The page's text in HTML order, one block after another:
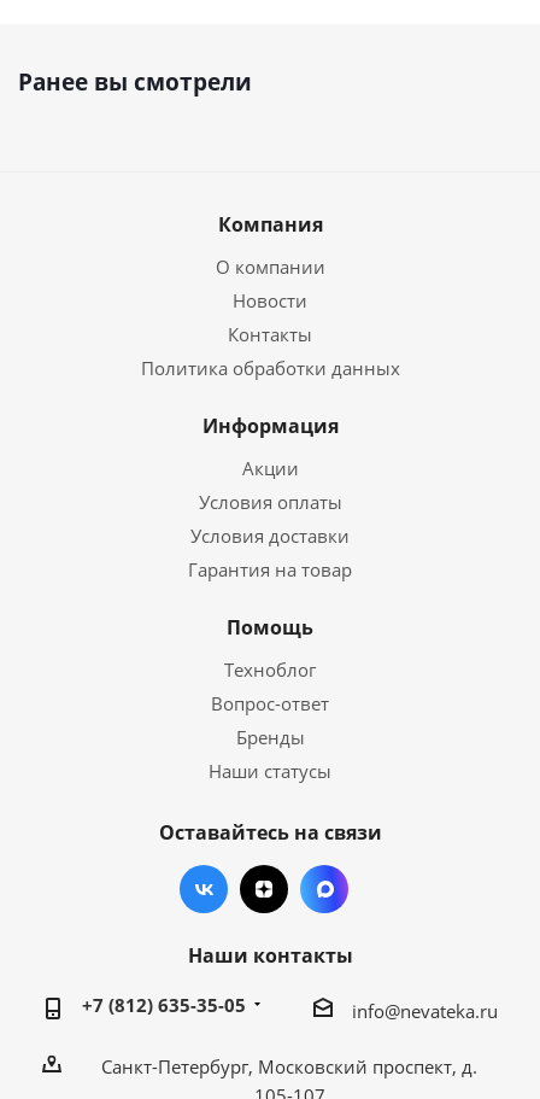
Ранее вы смотрели
Компания
О компании
Новости
Контакты
Политика обработки данных
Информация
Акции
Условия оплаты
Условия доставки
Гарантия на товар
Помощь
Техноблог
Вопрос-ответ
Бренды
Наши статусы
Оставайтесь на связи
Наши контакты
+7 (812) 635-35-05 info@nevateka.ru
Санкт-Петербург, Московский проспект, д.